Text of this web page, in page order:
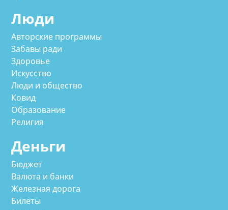
Люди
Авторские программы
Забавы ради
Здоровье
Искусство
Люди и общество
Ковид
Образование
Религия
Деньги
Бюджет
Валюта и банки
Железная дорога
Билеты